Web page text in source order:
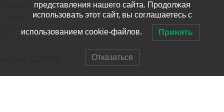
Счет без НДС
Терминал оплаты
представления нашего сайта. Продолжая
использовать этот сайт, вы соглашаетесь с
использованием cookie-файлов. Принять
Отказаться